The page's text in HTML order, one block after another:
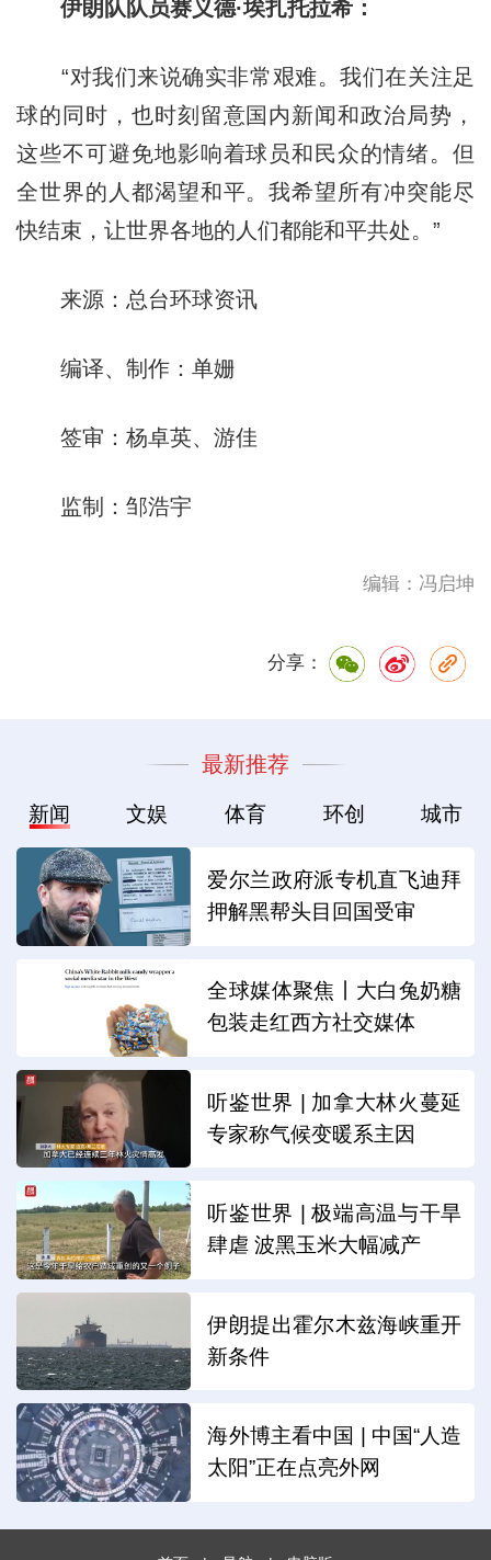
伊朗队队员赛义德·埃扎托拉希：
“对我们来说确实非常艰难。我们在关注足
球的同时，也时刻留意国内新闻和政治局势，
这些不可避免地影响着球员和民众的情绪。但
全世界的人都渴望和平。我希望所有冲突能尽
快结束，让世界各地的人们都能和平共处。”
来源：总台环球资讯
编译、制作：单姗
签审：杨卓英、游佳
监制：邹浩宇
编辑：冯启坤
分享：
最新推荐
新闻 文娱 体育 环创 城市
爱尔兰政府派专机直飞迪拜
押解黑帮头目回国受审
全球媒体聚焦丨大白兔奶糖
包装走红西方社交媒体
听鉴世界 | 加拿大林火蔓延
专家称气候变暖系主因
听鉴世界 | 极端高温与干旱
肆虐 波黑玉米大幅减产
伊朗提出霍尔木兹海峡重开
新条件
海外博主看中国 | 中国“人造
太阳”正在点亮外网